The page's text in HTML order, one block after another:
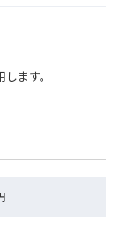
ます。